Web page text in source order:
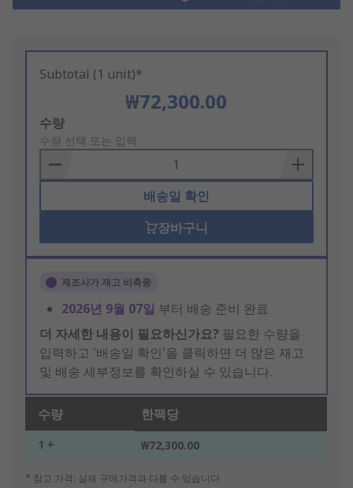
Subtotal (1 unit)*
₩72,300.00
Add
to
Basket
수량
수량 선택 또는 입력
배송일 확인
장바구니
제조사가 재고 비축중
2026년 9월 07일 부터 배송 준비 완료
더 자세한 내용이 필요하신가요? 필요한 수량을
입력하고 '배송일 확인'을 클릭하면 더 많은 재고
및 배송 세부정보를 확인하실 수 있습니다.
수량 한팩당
1 + ₩72,300.00
* 참고 가격: 실제 구매가격과 다를 수 있습니다